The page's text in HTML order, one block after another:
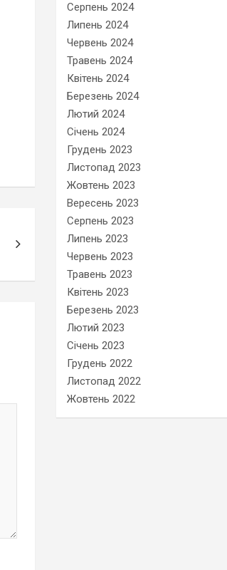
Серпень 2024
Липень 2024
Червень 2024
Травень 2024
Квітень 2024
Березень 2024
Лютий 2024
Січень 2024
Грудень 2023
Листопад 2023
Жовтень 2023
Вересень 2023
Серпень 2023
Липень 2023
Червень 2023
Травень 2023
Квітень 2023
Березень 2023
Лютий 2023
Січень 2023
Грудень 2022
Листопад 2022
Жовтень 2022